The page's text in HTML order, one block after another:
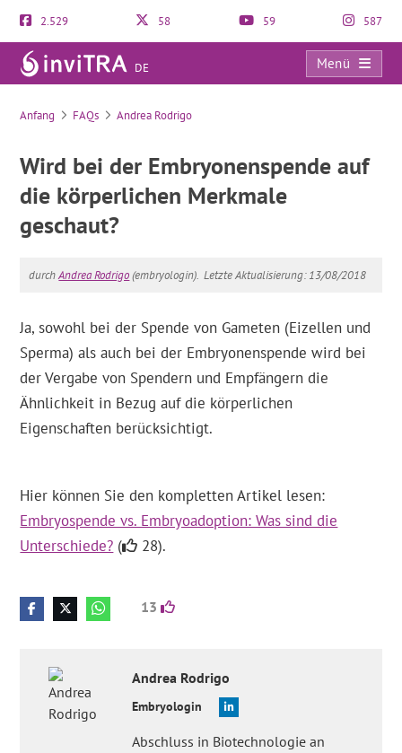
2.529 58 59 587
DE
Menü
FAQs
Anfang FAQs Andrea Rodrigo
Wird bei der Embryonenspende auf
die körperlichen Merkmale
geschaut?
durchAndrea Rodrigo(embryologin). Letzte Aktualisierung: 13/08/2018
Ja, sowohl bei der Spende von Gameten (Eizellen und
Sperma) als auch bei der Embryonenspende wird bei
der Vergabe von Spendern und Empfängern die
Ähnlichkeit in Bezug auf die körperlichen
Eigenschaften berücksichtigt.
Hier können Sie den kompletten Artikel lesen:
Embryospende vs. Embryoadoption: Was sind die
Unterschiede? ( 28).
13
Andrea Rodrigo
Embryologin
Abschluss in Biotechnologie an